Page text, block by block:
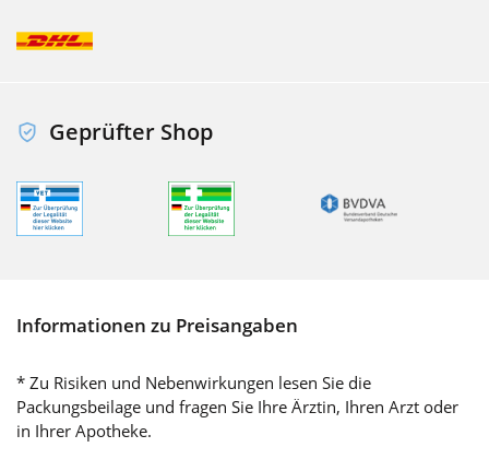
Geprüfter Shop
Informationen zu Preisangaben
* Zu Risiken und Nebenwirkungen lesen Sie die
Packungsbeilage und fragen Sie Ihre Ärztin, Ihren Arzt oder
in Ihrer Apotheke.